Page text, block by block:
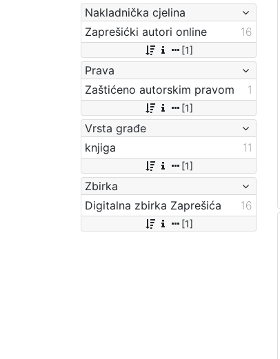
Nakladnička cjelina
Zaprešićki autori online
16
[1]
Prava
Zaštićeno autorskim pravom
1
[1]
Vrsta građe
knjiga
11
[1]
Zbirka
Digitalna zbirka Zaprešića
16
[1]